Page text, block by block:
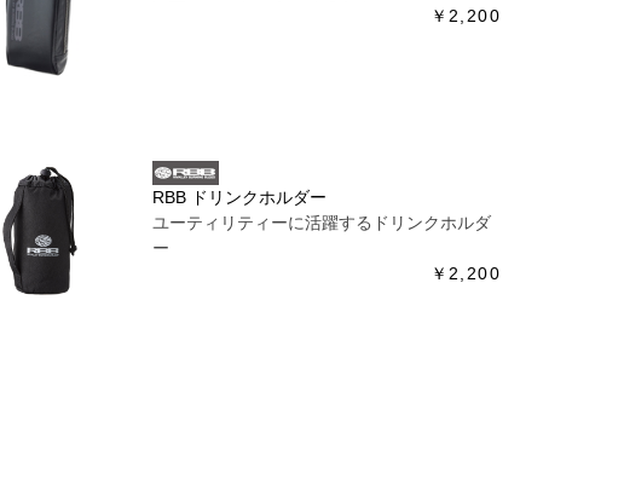
￥2,200
RBB ドリンクホルダー
ユーティリティーに活躍するドリンクホルダ
ー
￥2,200